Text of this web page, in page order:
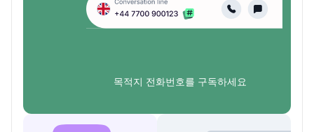
목적지 전화번호를 구독하세요